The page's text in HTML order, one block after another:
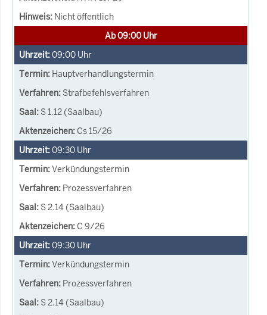
Nicht öffentlich
Ab 09:00 Uhr
09:00 Uhr
Hauptverhandlungstermin
Strafbefehlsverfahren
S 1.12 (Saalbau)
Cs 15/26
09:30 Uhr
Verkündungstermin
Prozessverfahren
S 2.14 (Saalbau)
C 9/26
09:30 Uhr
Verkündungstermin
Prozessverfahren
S 2.14 (Saalbau)